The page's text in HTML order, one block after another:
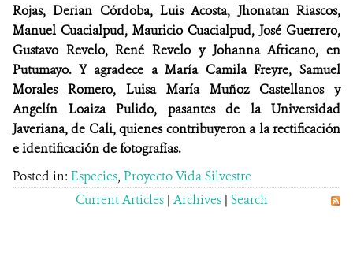
Rojas, Derian Córdoba, Luis Acosta, Jhonatan Riascos,
Manuel Cuacialpud, Mauricio Cuacialpud, José Guerrero,
Gustavo Revelo, René Revelo y Johanna Africano, en
Putumayo. Y agradece a María Camila Freyre, Samuel
Morales Romero, Luisa María Muñoz Castellanos y
Angelín Loaiza Pulido, pasantes de la Universidad
Javeriana, de Cali, quienes contribuyeron a la rectificación
e identificación de fotografías.
Posted in: Especies, Proyecto Vida Silvestre
Current Articles | Archives | Search